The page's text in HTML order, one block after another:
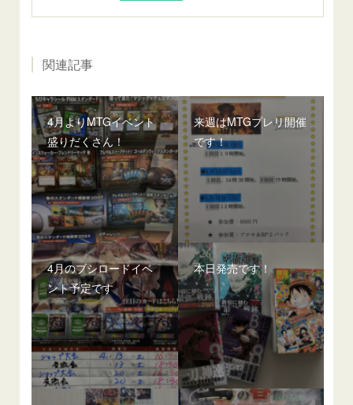
関連記事
4月よりMTGイベント
盛りだくさん！
来週はMTGプレリ開催
です！
4月のブシロードイベ
ント予定です
本日発売です！